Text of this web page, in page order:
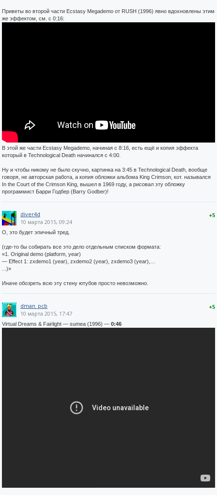
Приветы во второй части Ecstasy Megademo от RUSH (1996) явно вдохновлены этим
же эффектом, см. с 0:16:
В этой же части Ecstasy Megademo, начиная с 8:16, есть ещё и копия эффекта
который в Technological Death начинался с 4:00.
Ну и чтобы никому не было скучно, картинка на 3:45 в Technological Death, вообще
говоря, не авторская работа, а копия обложки альбома King Crimson, кот. назывался
In the Court of the Crimson King, вышел в 1969 году, а рисовал эту обложку
программист Барри Годбер (Barry Godber)!
+5
diver4d
10 марта 2015, 09:24
О, это будет эпичный тред.
(где-то бы собирать все это дело отдельным списком формата:
«1. Original demo (platform, year)
— Effect 1: zxdemo1 (year), zxdemo2 (year), zxdemo3 (year),…
...)»
Иначе обозреть всю эту стену ютубов просто невозможно.
+5
dman_pcb
10 марта 2015, 17:47
Virtual Dreams & Fairlight — sumea (1996) — 0:46